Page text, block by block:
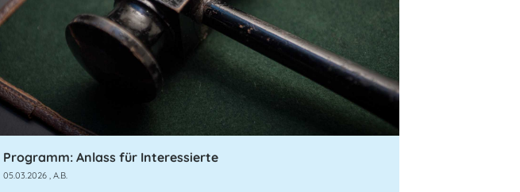
Programm: Anlass für Interessierte
05.03.2026, A.B.